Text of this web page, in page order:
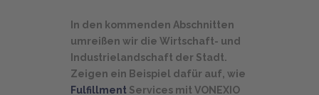
In den kommenden Abschnitten
umreißen wir die Wirtschaft- und
Industrielandschaft der Stadt.
Zeigen ein Beispiel dafür auf, wie
Fulfillment Services mit VONEXIO